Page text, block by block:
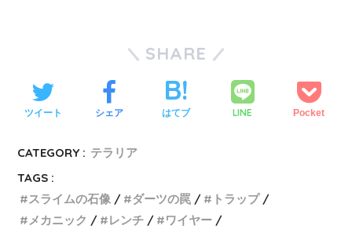
SHARE
ツイート シェア はてブ LINE Pocket
CATEGORY : テラリア
TAGS :
スライムの石像
ダーツの罠
トラップ
メカニック
レンチ
ワイヤー